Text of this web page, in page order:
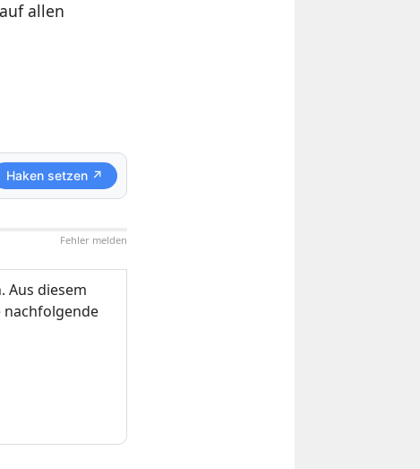
auf allen
Haken setzen ↗
Fehler melden
Aus diesem
nachfolgende